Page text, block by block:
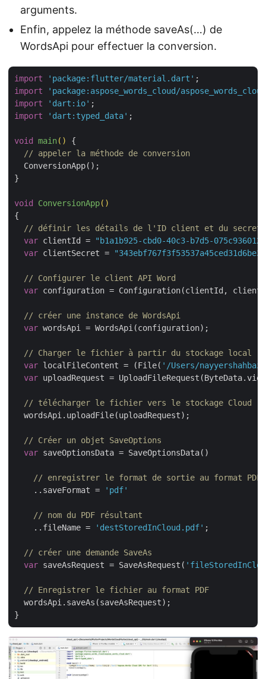
arguments.
Enfin, appelez la méthode saveAs(…) de
WordsApi pour effectuer la conversion.
import 'package:flutter/material.dart'
import
'package:aspose_words_cloud/
import
'dart:io'
import
'dart:typed_data' ;
void main()
{
// appeler la méthode de conversion
  ConversionApp();
}
void ConversionApp()
{
// définir les détails de l'ID client et du secret
var clientId =
"b1a1b925-cbd0-40c3-b7d5-
var clientSecret =
// Configurer le client API Word
var configuration = Configuration(clientId,
// créer une instance de WordsApi
var wordsApi = WordsApi(configuration);
// Charger le fichier à partir du stockage local
var localFileContent = (File( '/Users/
var uploadRequest =
// télécharger le fichier vers le stockage Cloud
  wordsApi.uploadFile(uploadRequest);
// Créer un objet SaveOptions
var saveOptionsData = SaveOptionsData()
// enregistrer le format de sortie au format PDF
    ..saveFormat =
'pdf'
// nom du PDF résultant
    ..fileName =
'destStoredInCloud.pdf' ;
// créer une demande SaveAs
var saveAsRequest = SaveAsRequest(
// Enregistrer le fichier au format PDF
  wordsApi.saveAs(saveAsRequest);